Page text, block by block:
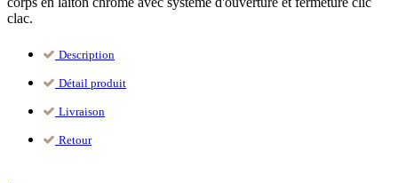
clac.
Description
Détail produit
Livraison
Retour